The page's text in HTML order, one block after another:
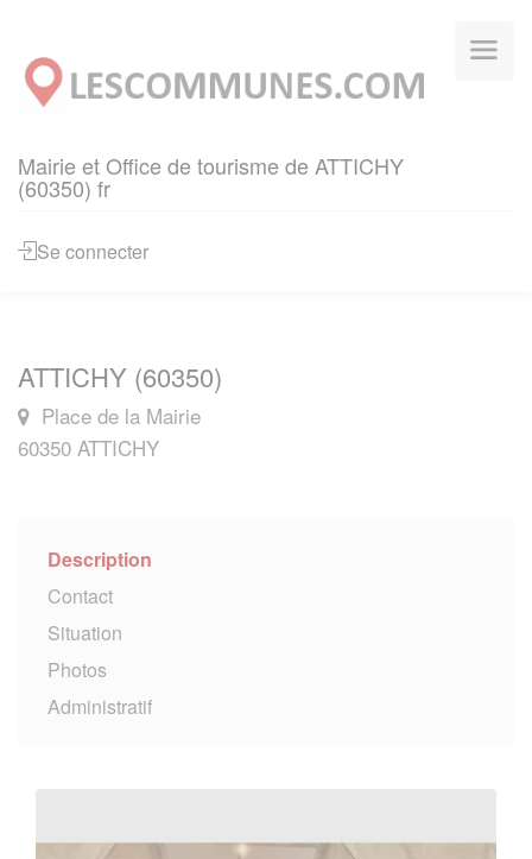
Mairie et Office de tourisme de ATTICHY
(60350) fr
Se connecter
ATTICHY (60350)
Place de la Mairie
60350 ATTICHY
Description
Contact
Situation
Photos
Administratif